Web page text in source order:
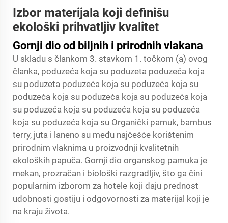
Izbor materijala koji definišu
ekološki prihvatljiv kvalitet
Gornji dio od biljnih i prirodnih vlakana
U skladu s člankom 3. stavkom 1. točkom (a) ovog
članka, poduzeća koja su poduzeta poduzeća koja
su poduzeta poduzeća koja su poduzeća koja su
poduzeća koja su poduzeća koja su poduzeća koja
su poduzeća koja su poduzeća koja su poduzeća
koja su poduzeća koja su Organički pamuk, bambus
terry, juta i laneno su među najčešće korištenim
prirodnim vlaknima u proizvodnji kvalitetnih
ekoloških papuča. Gornji dio organskog pamuka je
mekan, prozračan i biološki razgradljiv, što ga čini
popularnim izborom za hotele koji daju prednost
udobnosti gostiju i odgovornosti za materijal koji je
na kraju života.